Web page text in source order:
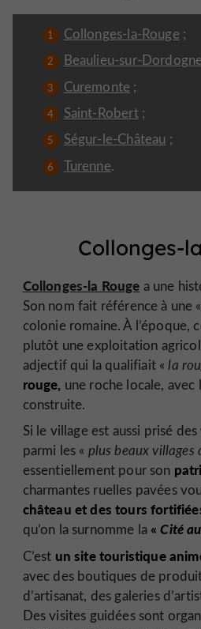
Collonges-la-Rouge ;
Beaulieu-sur-Dordogne
Curemonte ;
Saint-Robert;
Ségur-le-Château ;
Turenne.
Collonges-
Collonges-la Rouge a une
Son nom fait référence à une «
colonie romaine. À l’époque,
plutôt une exploitation
adjectif qui la qualifiait «la
rouge, une roche locale, avec
construite.
Si le village est aussi prisé
parmi les « plus beaux villages
essentiellement pour son
charmantes ruelles pavées
château et des tours
qu’on la surnomme la «Cité
C’est un site touristique
avec des boutiques de
d’artisanat, des galeries
Des visites guidées sont